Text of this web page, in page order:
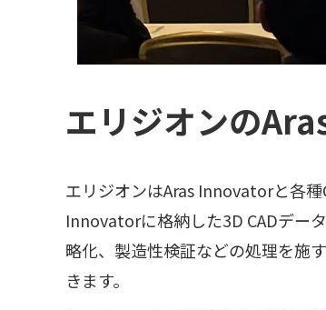
エリジオンの
エリジオンはAras Innovatorと各
Innovatorに格納した3D CADデー
略化、製造性検証などの処理を施
きます。